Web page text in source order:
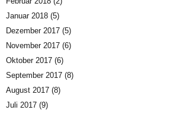
Januar 2018 (5)
Dezember 2017 (5)
November 2017 (6)
Oktober 2017 (6)
September 2017 (8)
August 2017 (8)
Juli 2017 (9)